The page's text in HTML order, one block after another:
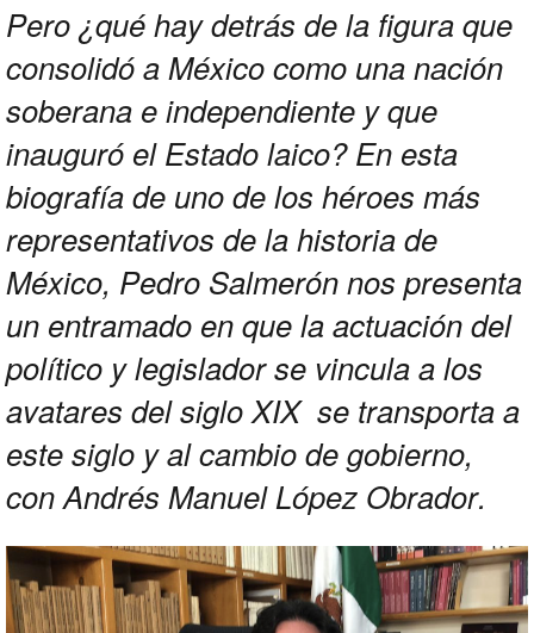
Pero ¿qué hay detrás de la figura que
consolidó a México como una nación
soberana e independiente y que
inauguró el Estado laico? En esta
biografía de uno de los héroes más
representativos de la historia de
México, Pedro Salmerón nos presenta
un entramado en que la actuación del
político y legislador se vincula a los
avatares del siglo XIX se transporta a
este siglo y al cambio de gobierno,
con Andrés Manuel López Obrador.